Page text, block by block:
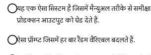
यह एक ऐसा सिस्टम है जिसमें मैन्युअल तरीके से
प्रोडक्शन आउटपुट को ग्रेड देते हैं.
ऐसा प्रॉम्प्ट जिसमें हर बार रैंडम वैरिएबल बदलते हैं.